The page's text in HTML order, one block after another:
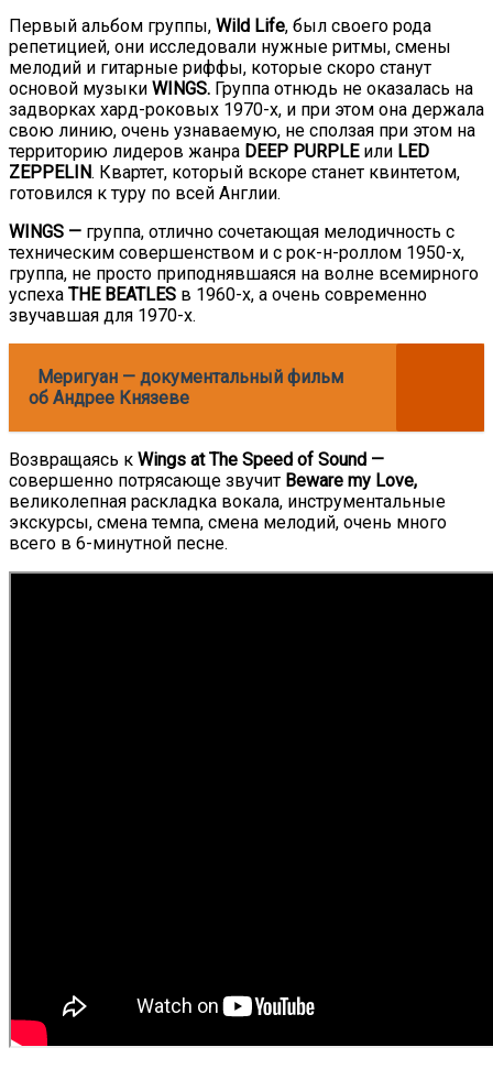
Первый альбом группы, Wild Life, был своего рода
репетицией, они исследовали нужные ритмы, смены
мелодий и гитарные риффы, которые скоро станут
основой музыки WINGS. Группа отнюдь не оказалась на
задворках хард-роковых 1970-х, и при этом она держала
свою линию, очень узнаваемую, не сползая при этом на
территорию лидеров жанра DEEP PURPLEили LED
ZEPPELIN. Квартет, который вскоре станет квинтетом,
готовился к туру по всей Англии.
WINGS — группа, отлично сочетающая мелодичность с
техническим совершенством и с рок-н-роллом 1950-х,
группа, не просто приподнявшаяся на волне всемирного
успеха THE BEATLES в 1960-х, а очень современно
звучавшая для 1970-х.
Меригуан — документальный фильм
об Андрее Князеве
Возвращаясь к Wings at The Speed ​​of Sound —
совершенно потрясающе звучит Beware my Lovе,
великолепная раскладка вокала, инструментальные
экскурсы, смена темпа, смена мелодий, очень много
всего в 6-минутной песне.